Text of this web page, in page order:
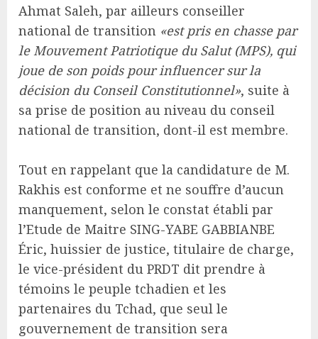
Ahmat Saleh, par ailleurs conseiller
national de transition «est pris en chasse par
le Mouvement Patriotique du Salut (MPS), qui
joue de son poids pour influencer sur la
décision du Conseil Constitutionnel», suite à
sa prise de position au niveau du conseil
national de transition, dont-il est membre.
Tout en rappelant que la candidature de M.
Rakhis est conforme et ne souffre d’aucun
manquement, selon le constat établi par
l’Etude de Maitre SING-YABE GABBIANBE
Éric, huissier de justice, titulaire de charge,
le vice-président du PRDT dit prendre à
témoins le peuple tchadien et les
partenaires du Tchad, que seul le
gouvernement de transition sera